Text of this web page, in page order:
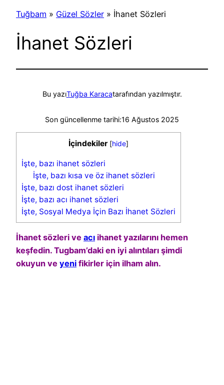
Tuğbam » Güzel Sözler » İhanet Sözleri
İhanet Sözleri
Bu yazıTuğba Karacatarafından yazılmıştır.
Son güncellenme tarihi:16 Ağustos 2025
İçindekiler [hide]
İşte, bazı ihanet sözleri
İşte, bazı kısa ve öz ihanet sözleri
İşte, bazı dost ihanet sözleri
İşte, bazı acı ihanet sözleri
İşte, Sosyal Medya İçin Bazı İhanet Sözleri
İhanet sözleri ve acı ihanet yazılarını hemen
keşfedin. Tugbam’daki en iyi alıntıları şimdi
okuyun ve yeni fikirler için ilham alın.